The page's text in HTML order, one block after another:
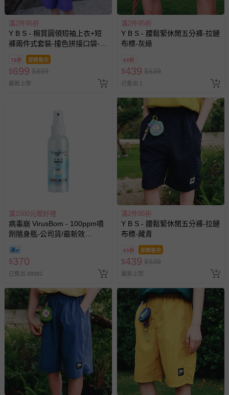
滿2件95折
Y B S - 棉質圓領短袖上衣+短
褲兩件式套裝-撞色拼接口袋-黑
78折 即將售完
$699 $899
最新上架
滿2件95折
Y B S - 腰鬆緊休閒五分褲-拉鏈
布標-灰綠
69折
$439 $639
已售出 1
滿1500元贈好禮
病毒崩 VirusBom - 100ppm噴
劑隨身瓶-公司貨/最新效
$370
已售出 98982
滿2件95折
Y B S - 腰鬆緊休閒五分褲-拉鏈
布標-藏青
69折 即將售完
$439 $639
最新上架